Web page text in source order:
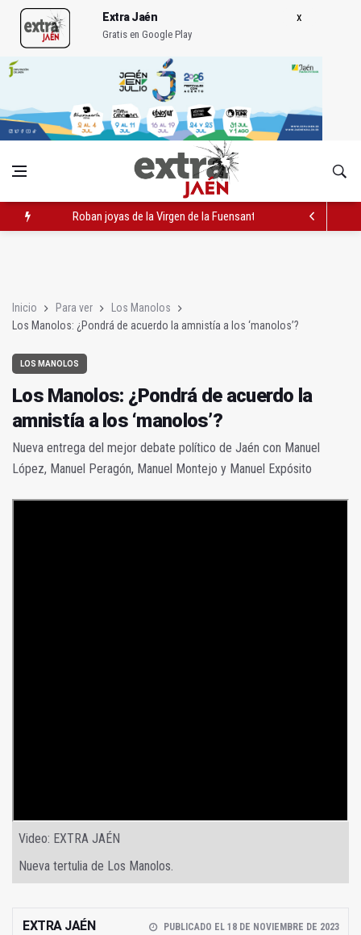
Extra Jaén
Gratis en Google Play
Roban joyas de la Virgen de la Fuensanta Coronada de
Inicio Para ver
Los Manolos
Los Manolos: ¿Pondrá de acuerdo la amnistía a los ‘manolos’?
LOS MANOLOS
Los Manolos: ¿Pondrá de acuerdo la
amnistía a los ‘manolos’?
Nueva entrega del mejor debate político de Jaén con Manuel
López, Manuel Peragón, Manuel Montejo y Manuel Expósito
Video: EXTRA JAÉN
Nueva tertulia de Los Manolos.
EXTRA JAÉN PUBLICADO EL 18 DE NOVIEMBRE DE 2023